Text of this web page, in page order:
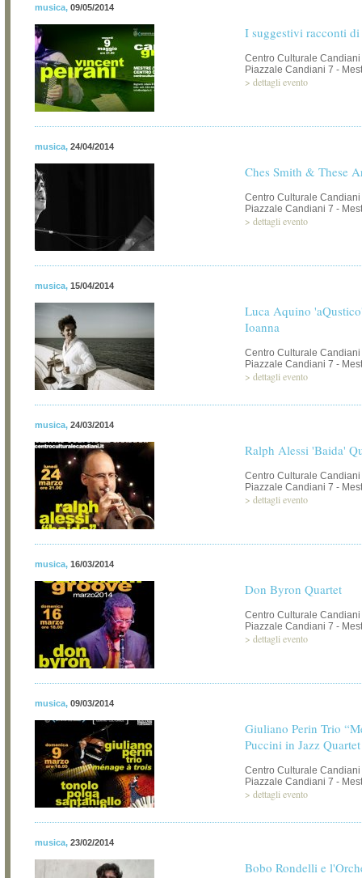
musica, 09/05/2014
I suggestivi racconti
Centro Culturale Candiani
Piazzale Candiani 7 -
> dettagli evento
musica, 24/04/2014
Ches Smith & These
Centro Culturale Candiani
Piazzale Candiani 7 -
> dettagli evento
musica, 15/04/2014
Luca Aquino
Ioanna
Centro Culturale Candiani
Piazzale Candiani 7 -
> dettagli evento
musica, 24/03/2014
Ralph Alessi 'Baida'
Centro Culturale Candiani
Piazzale Candiani 7 -
> dettagli evento
musica, 16/03/2014
Don Byron Quartet
Centro Culturale Candiani
Piazzale Candiani 7 -
> dettagli evento
musica, 09/03/2014
Giuliano Perin Trio
Puccini in Jazz
Centro Culturale Candiani
Piazzale Candiani 7 -
> dettagli evento
musica, 23/02/2014
Bobo Rondelli e